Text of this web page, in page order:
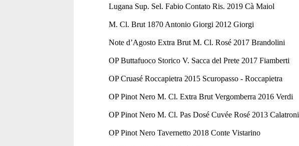
Lugana Sup. Sel. Fabio Contato Ris. 2019 Cà Maiol
M. Cl. Brut 1870 Antonio Giorgi 2012 Giorgi
Note d’Agosto Extra Brut M. Cl. Rosé 2017 Brandolini
OP Buttafuoco Storico V. Sacca del Prete 2017 Fiamberti
OP Cruasé Roccapietra 2015 Scuropasso - Roccapietra
OP Pinot Nero M. Cl. Extra Brut Vergomberra 2016 Verdi
OP Pinot Nero M. Cl. Pas Dosé Cuvée Rosé 2013 Calatroni
OP Pinot Nero Tavernetto 2018 Conte Vistarino